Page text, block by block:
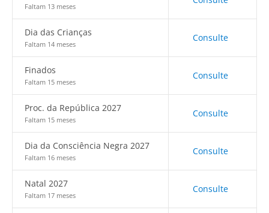
Faltam 13 meses
Dia das Crianças
Faltam 14 meses
Consulte
Finados
Faltam 15 meses
Consulte
Proc. da República 2027
Faltam 15 meses
Consulte
Dia da Consciência Negra 2027
Faltam 16 meses
Consulte
Natal 2027
Faltam 17 meses
Consulte